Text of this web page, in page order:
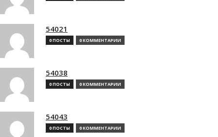
54021
0 ПОСТЫ 0 КОММЕНТАРИИ
54038
0 ПОСТЫ 0 КОММЕНТАРИИ
54043
0 ПОСТЫ 0 КОММЕНТАРИИ